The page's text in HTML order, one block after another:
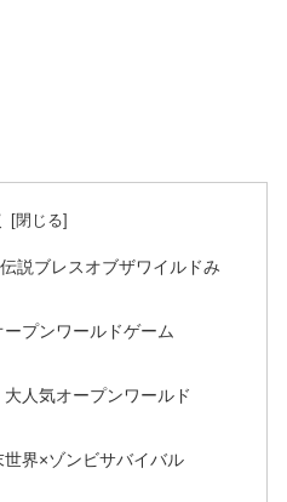
説ブレスオブザワイルドみ
プンワールドゲーム
人気オープンワールド
界×ゾンビサバイバル